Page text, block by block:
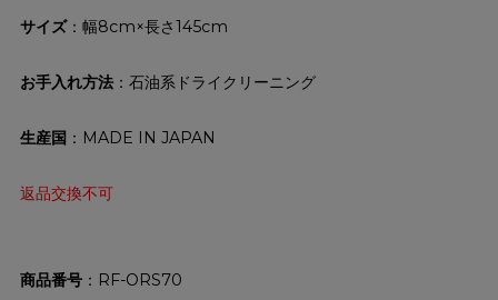
サイズ：幅8cm×長さ145cm
お手入れ方法：石油系ドライクリーニング
生産国 ：MADE IN JAPAN
返品交換不可
商品番号 RF-ORS70